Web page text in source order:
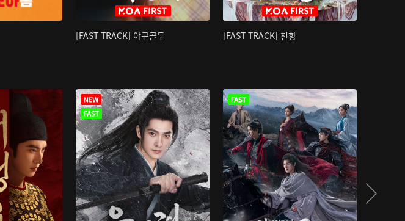
[FAST TRACK] 야구골두 [FAST TRACK] 천향